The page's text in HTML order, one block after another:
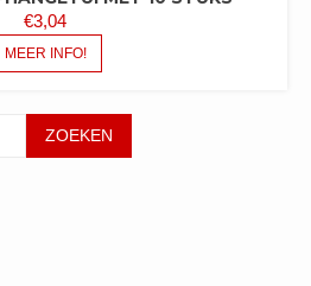
€3,04
MEER INFO!
ZOEKEN